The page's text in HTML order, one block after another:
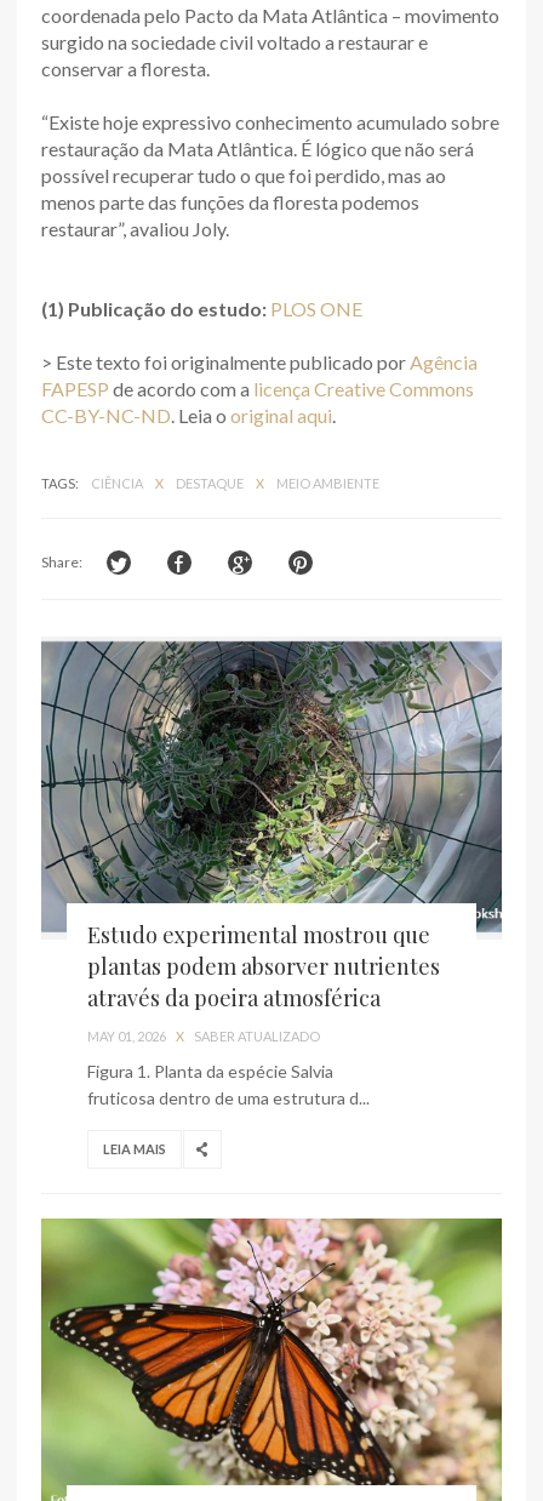
coordenada pelo Pacto da Mata Atlântica – movimento
surgido na sociedade civil voltado a restaurar e
conservar a floresta.
“Existe hoje expressivo conhecimento acumulado sobre
restauração da Mata Atlântica. É lógico que não será
possível recuperar tudo o que foi perdido, mas ao
menos parte das funções da floresta podemos
restaurar”, avaliou Joly.
(1) Publicação do estudo: PLOS ONE
> Este texto foi originalmente publicado porAgência
FAPESP de acordo com a licença Creative Commons
CC-BY-NC-ND. Leia o original aqui.
TAGS: CIÊNCIA X DESTAQUE X MEIO AMBIENTE
Share:
Estudo experimental mostrou que
plantas podem absorver nutrientes
através da poeira atmosférica
MAY 01, 2026 X SABER ATUALIZADO
Figura 1. Planta da espécie Salvia
fruticosa dentro de uma estrutura d...
LEIA MAIS